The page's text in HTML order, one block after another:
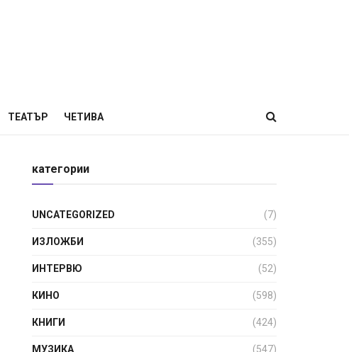
ТЕАТЪР ЧЕТИВА
категории
UNCATEGORIZED (7)
ИЗЛОЖБИ (355)
ИНТЕРВЮ (52)
КИНО (598)
КНИГИ (424)
МУЗИКА (547)